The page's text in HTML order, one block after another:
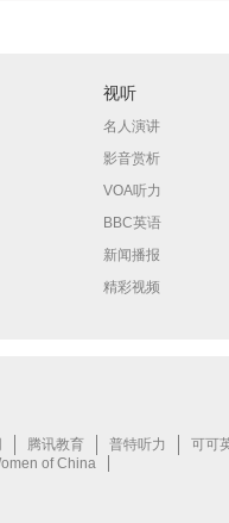
视听
名人演讲
影音赏析
VOA听力
BBC英语
新闻播报
精彩视频